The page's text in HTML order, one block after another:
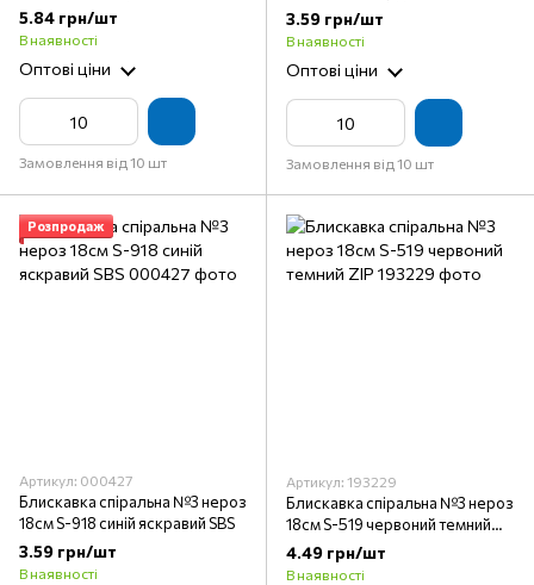
5.84 грн/шт
В наявності
Оптові ціни
Замовлення від 10 шт
SBS
3.59 грн/шт
В наявності
Оптові ціни
Замовлення від 10 шт
Розпродаж
Артикул: 000427
Блискавка спіральна №3 нероз
18см S-918 синій яскравий SBS
3.59 грн/шт
В наявності
Артикул: 193229
Блискавка спіральна №3 нероз
18см S-519 червоний темний
ZIP
4.49 грн/шт
В наявності